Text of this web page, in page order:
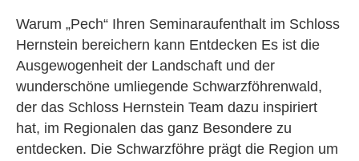
Warum „Pech“ Ihren Seminaraufenthalt im Schloss
Hernstein bereichern kann Entdecken Es ist die
Ausgewogenheit der Landschaft und der
wunderschöne umliegende Schwarzföhrenwald,
der das Schloss Hernstein Team dazu inspiriert
hat, im Regionalen das ganz Besondere zu
entdecken. Die Schwarzföhre prägt die Region um